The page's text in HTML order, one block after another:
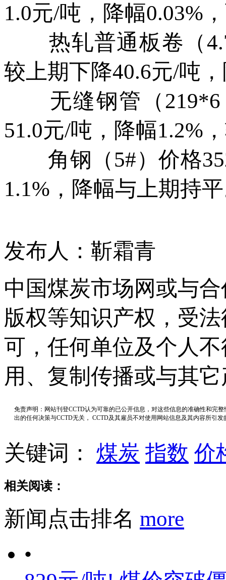
1.0元/吨，降幅0.03%
热轧普通板卷（
较上期下降40.6元/吨
无缝钢管（219*6
51.0元/吨，降幅1.2%
角钢（5#）价格
1.1%，降幅与上期持
发布人：靳霜青
中国煤炭市场网或与
版权等知识产权，受
可，任何单位及个人
用、复制传播或与其
免责声明：网站刊登CCTD认为可靠的已公开信息，对这些信息的准确性和完
出的任何决策与CCTD无关， CCTD及其雇员不对使用网站信息及其内容所引
关键词： 煤炭 指数 价
相关阅读：
新闻点击排名 more
•